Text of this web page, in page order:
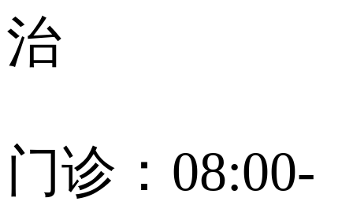
治
门诊：08:00-